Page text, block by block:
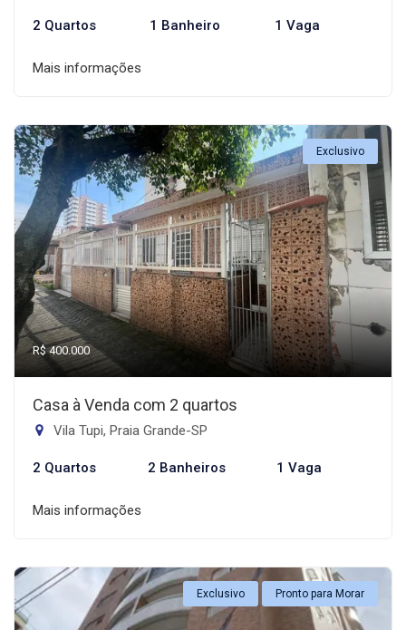
2 Quartos 1 Banheiro 1 Vaga
Mais informações
Exclusivo
R$ 400.000
Casa à Venda com 2 quartos
Vila Tupi, Praia Grande-SP
2 Quartos 2 Banheiros 1 Vaga
Mais informações
Exclusivo Pronto para Morar